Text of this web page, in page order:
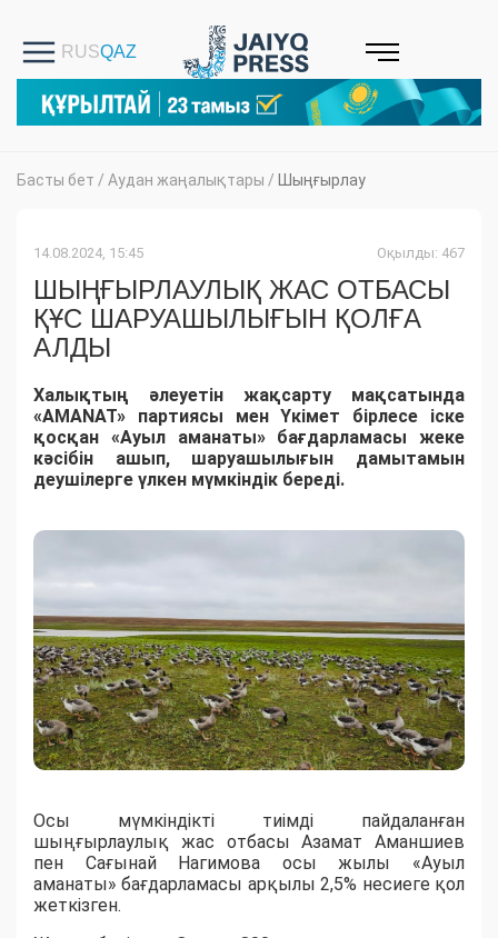
Басты бет / Аудан жаңалықтары / Шыңғырлау
14.08.2024, 15:45 Оқылды: 467
ШЫҢҒЫРЛАУЛЫҚ ЖАС ОТБАСЫ
ҚҰС ШАРУАШЫЛЫҒЫН ҚОЛҒА
АЛДЫ
Халықтың әлеуетін жақсарту мақсатында
«АMANAT» партиясы мен Үкімет бірлесе іске
қосқан «Ауыл аманаты» бағдарламасы жеке
кәсібін ашып, шаруашылығын дамытамын
деушілерге үлкен мүмкіндік береді.
Осы мүмкіндікті тиімді пайдаланған
шыңғырлаулық жас отбасы Азамат Аманшиев
пен Сағынай Нагимова осы жылы «Ауыл
аманаты» бағдарламасы арқылы 2,5% несиеге қол
жеткізген.